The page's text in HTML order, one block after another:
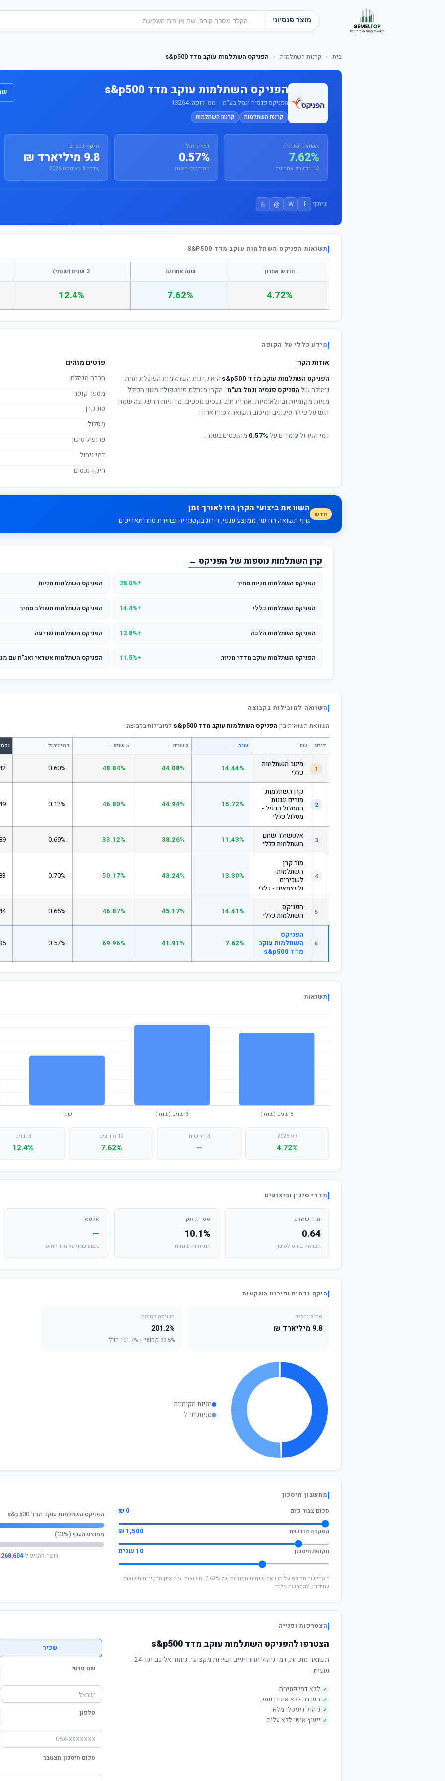
מוצר פנסיוני
בית › קרנות השתלמות › הפניקס השתלמות עוקב מדד s&p500
הפניקס השתלמות עוקב מדד s&p500
הפניקס פנסיה וגמל בע"מ · מס' קופה: 13264
קרנות השתלמות קרנות השתלמות
תשואה שנתית
7.62%
12 חודשים אחרונים
דמי ניהול
0.57%
מהנכסים בשנה
היקף נכסים
9.8 מיליארד ₪
עודכן: 8 באוגוסט 2026
שיתוף: f
W
@
⎘
תשואות הפניקס השתלמות עוקב מדד S&P500
חודש אחרון שנה אחרונה 3 שנים (שנתי)
4.72%
7.62%
12.4%
מידע כללי על הקופה
אודות הקרן
הפניקס השתלמות עוקב מדד s&p500
היא קרנות השתלמות הפועלת תחת
ניהולה של הפניקס פנסיה וגמל בע"מ . הקרן מנהלת פורטפוליו מגוון הכולל
מניות מקומיות ובינלאומיות, אגרות חוב ונכסים נוספים. מדיניות ההשקעה שמה
דגש על פיזור סיכונים ומיטוב תשואה לטווח ארוך.
דמי הניהול עומדים על 0.57% מהנכסים בשנה.
פרטים מזהים
חברה מנהלת
מספר קופה
סוג קרן
מסלול
פרופיל סיכון
דמי ניהול
היקף נכסים
חדש
השוו את ביצועי הקרן הזו לאורך זמן
גרף תשואה חודשי, ממוצע ענפי, דירוג בקטגוריה ובחירת טווח תאריכים
קרן השתלמות נוספות של הפניקס ←
הפניקס השתלמות מניות סחיר +28.0% הפניקס השתלמות מניות
הפניקס השתלמות כללי +14.4% הפניקס השתלמות משולב סחיר
הפניקס השתלמות הלכה +13.8% הפניקס השתלמות שריעה
הפניקס השתלמות עוקב מדדי מניות +11.5% הפניקס השתלמות אשראי ואג"ח עם מניות (עד
השוואה למובילות בקבוצה
השוואת תשואות בין הפניקס השתלמות עוקב מדד s&p500 למובילות בקבוצה:
דירוג שם שנה ↕ 3 שנים ↕ 5 שנים ↕ דמי ניהול ↕
1
מיטב השתלמות
כללי
14.44%
44.08%
48.84%
0.60%
2
קרן השתלמות
מורים וגננות
המסלול הרגיל -
מסלול כללי
15.72%
44.94%
46.80%
0.12%
3
אלטשולר שחם
השתלמות כללי
11.43%
38.26%
33.12%
0.69%
4
מור קרן
השתלמות
לשכירים
ולעצמאים - כללי
13.30%
43.24%
50.17%
0.70%
5
הפניקס
השתלמות כללי
14.41%
45.17%
46.87%
0.65%
6
הפניקס
השתלמות עוקב
מדד s&p500
7.62%
41.91%
69.96%
0.57%
תשואות
יוני 2026
4.72%
3 חודשים
—
12 חודשים
7.62%
3 שנים
12.4%
מדדי סיכון וביצועים
מדד שארפ
0.64
תשואה ביחס לסיכון
סטיית תקן
10.1%
תנודתיות שנתית
אלפא
—
ביצוע עודף על מדד ייחוס
היקף נכסים ופירוט השקעות
סה"כ נכסים
9.8 מיליארד ₪
חשיפה למניות
201.2%
99.5% מקומי + 101.7% חו"ל
מניות מקומיות
מניות חו"ל
מחשבון חיסכון
סכום צבור כיום
0 ₪
הפקדה חודשית 1,500 ₪
תקופת חיסכון 10 שנים
* החישוב מבוסס על תשואה שנתית ממוצעת של 7.62%. תשואות עבר אינן מבטיחות תשואות
עתידיות. להמחשה בלבד.
הפניקס השתלמות עוקב מדד s&p500
ממוצע הענף (13%)
רוצה להגיע ל-268,604 ₪
הצטרפות ופנייה
הצטרפו להפניקס השתלמות עוקב מדד s&p500
תשואה מוכחת, דמי ניהול תחרותיים ושירות מקצועי. נחזור אליכם תוך 24
שעות.
✓ ללא דמי פתיחה
✓ העברה ללא אובדן וותק
✓ ניהול דיגיטלי מלא
✓ ייעוץ אישי ללא עלות
שכיר
שם פרטי
טלפון
סכום חיסכון מצטבר